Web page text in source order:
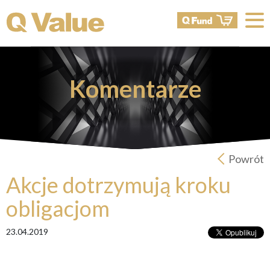
Komentarze
Powrót
Akcje dotrzymują kroku
obligacjom
23.04.2019